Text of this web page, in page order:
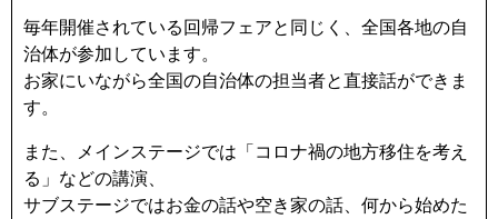
毎年開催されている回帰フェアと同じく、全国各地の自
治体が参加しています。
お家にいながら全国の自治体の担当者と直接話ができま
す。
また、メインステージでは「コロナ禍の地方移住を考え
る」などの講演、
サブステージではお金の話や空き家の話、何から始めた